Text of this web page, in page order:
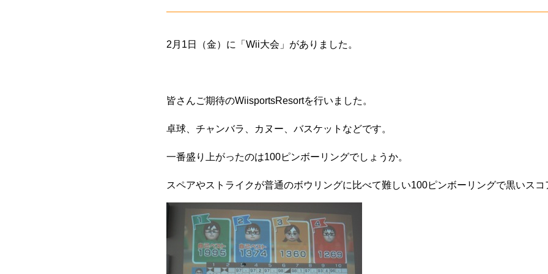
2月1日（金）に「Wii大会」がありました。
皆さんご期待のWiisportsResortを行いました。
卓球、チャンバラ、カヌー、バスケットなどです。
一番盛り上がったのは100ピンボーリングでしょうか。
スペアやストライクが普通のボウリングに比べて難しい100ピンボーリングで黒いスコ